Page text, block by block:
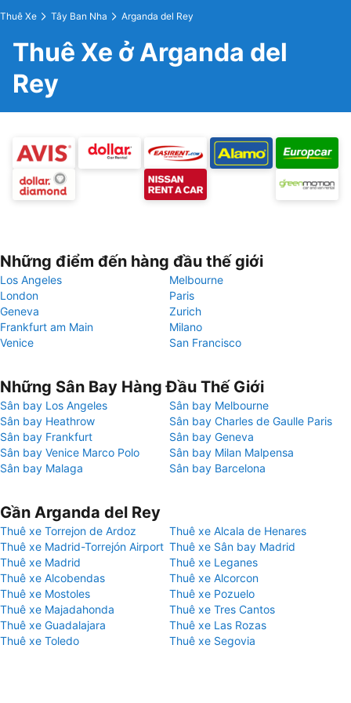
Thuê Xe Tây Ban Nha Arganda del Rey
Thuê Xe ở Arganda del
Rey
Những điểm đến hàng đầu thế giới
Los Angeles
Melbourne
London
Paris
Geneva
Zurich
Frankfurt am Main
Milano
Venice
San Francisco
Những Sân Bay Hàng Đầu Thế Giới
Sân bay Los Angeles
Sân bay Melbourne
Sân bay Heathrow
Sân bay Charles de Gaulle Paris
Sân bay Frankfurt
Sân bay Geneva
Sân bay Venice Marco Polo
Sân bay Milan Malpensa
Sân bay Malaga
Sân bay Barcelona
Gần Arganda del Rey
Thuê xe Torrejon de Ardoz
Thuê xe Alcala de Henares
Thuê xe Madrid-Torrejón Airport Thuê xe Sân bay Madrid
Thuê xe Madrid
Thuê xe Leganes
Thuê xe Alcobendas
Thuê xe Alcorcon
Thuê xe Mostoles
Thuê xe Pozuelo
Thuê xe Majadahonda
Thuê xe Tres Cantos
Thuê xe Guadalajara
Thuê xe Las Rozas
Thuê xe Toledo
Thuê xe Segovia